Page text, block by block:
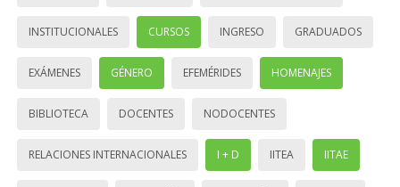
INSTITUCIONALES CURSOS INGRESO GRADUADOS
EXÁMENES GÉNERO EFEMÉRIDES HOMENAJES
BIBLIOTECA DOCENTES NODOCENTES
RELACIONES INTERNACIONALES I + D IITEA IITAE